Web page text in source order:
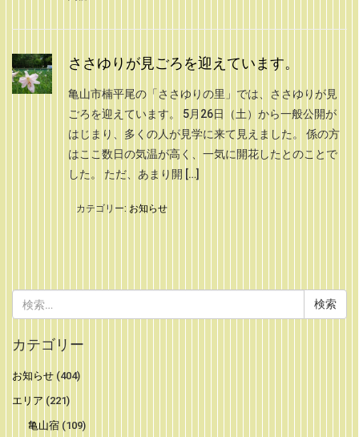
ささゆりが見ごろを迎えています。
亀山市楠平尾の「ささゆりの里」では、ささゆりが見
ごろを迎えています。 5月26日（土）から一般公開が
はじまり、多くの人が見学に来て見えました。 係の方
はここ数日の気温が高く、一気に開花したとのことで
した。 ただ、あまり開 […]
カテゴリー: お知らせ
索:
カテゴリー
お知らせ (404)
エリア (221)
亀山宿(109)